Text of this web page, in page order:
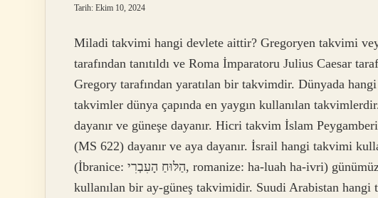
Tarih: Ekim 10, 2024
Miladi takvimi hangi devlete aittir? Gregoryen takvimi
tarafından tanıtıldı ve Roma İmparatoru Julius Caesar
Gregory tarafından yaratılan bir takvimdir. Dünyada
takvimler dünya çapında en yaygın kullanılan
dayanır ve güneşe dayanır. Hicri takvim İslam
(MS 622) dayanır ve aya dayanır. İsrail hangi takvimi
(İbranice: הַלּוּחַ הָעִבְרִי‎, romanize: ha-luah ha-ivri) günümüzde öncelikle Yahudi dini mekanlarında
kullanılan bir ay-güneş takvimidir. Suudi Arabistan